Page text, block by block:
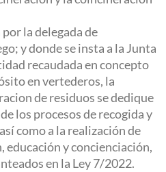
la delegada de
y donde se insta a la Junta
recaudada en concepto
en vertederos, la
de residuos se dedique
los procesos de recogida y
como a la realización de
educación y concienciación,
en la Ley 7/2022.